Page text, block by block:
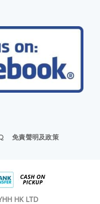
免責聲明及政策
HK LTD